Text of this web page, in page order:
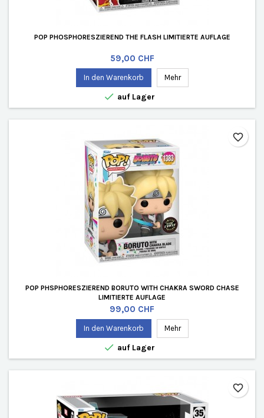
POP PHOSPHORESZIEREND THE FLASH LIMITIERTE AUFLAGE
Preis
59,00 CHF
In den Warenkorb Mehr
 auf Lager
POP PHSPHORESZIEREND BORUTO WITH CHAKRA SWORD CHASE
LIMITIERTE AUFLAGE
Preis
99,00 CHF
In den Warenkorb Mehr
 auf Lager
favorite_border
favorite_border